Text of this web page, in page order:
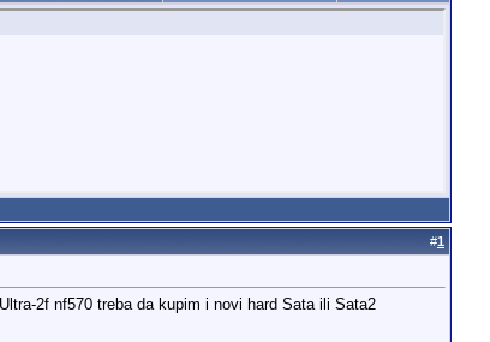
#1
2f nf570 treba da kupim i novi hard Sata ili Sata2